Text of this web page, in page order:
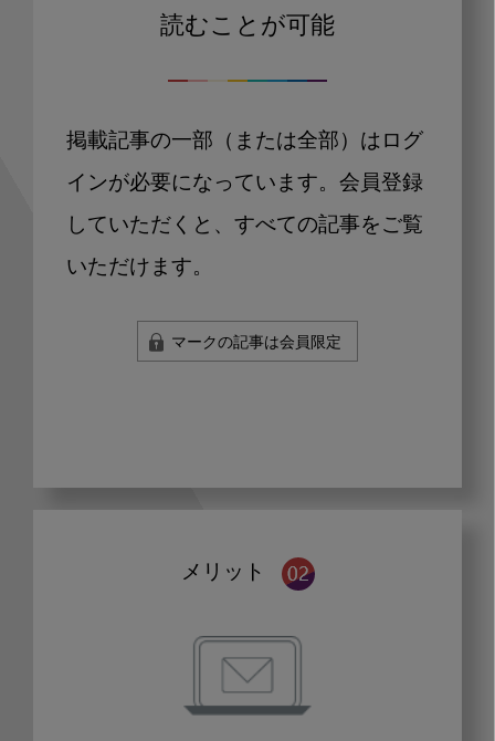
読むことが可能
掲載記事の一部（または全部）はログ
インが必要になっています。会員登録
していただくと、すべての記事をご覧
いただけます。
マークの記事は会員限定
メリット